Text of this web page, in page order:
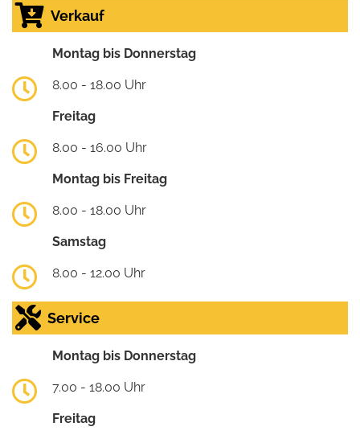
Verkauf
Montag bis Donnerstag
8.00 - 18.00 Uhr
Freitag
8.00 - 16.00 Uhr
Montag bis Freitag
8.00 - 18.00 Uhr
Samstag
8.00 - 12.00 Uhr
Service
Montag bis Donnerstag
7.00 - 18.00 Uhr
Freitag